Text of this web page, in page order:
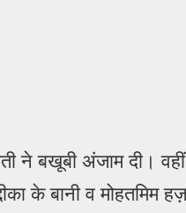
ने बखूबी अंजाम दी।
के बानी व मोहतमिम